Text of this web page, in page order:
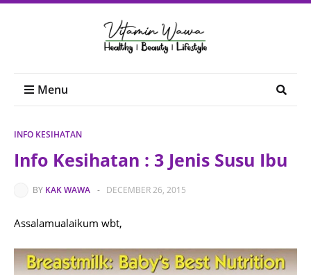
Menu
INFO KESIHATAN
Info Kesihatan : 3 Jenis Susu Ibu
BY KAK WAWA - DECEMBER 26, 2015
Assalamualaikum wbt,